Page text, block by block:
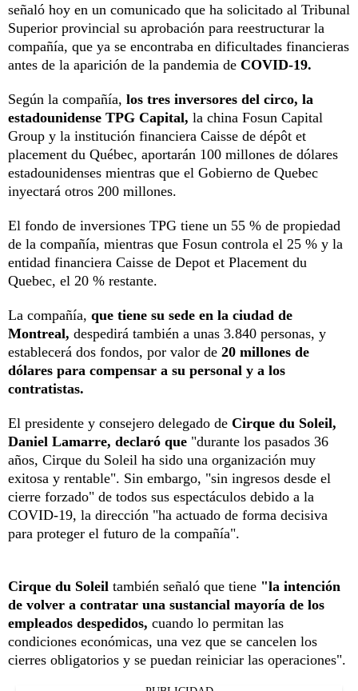
señaló hoy en un comunicado que ha solicitado al Tribunal
Superior provincial su aprobación para reestructurar la
compañía, que ya se encontraba en dificultades financieras
antes de la aparición de la pandemia de COVID-19.
Según la compañía, los tres inversores del circo, la
estadounidense TPG Capital, la china Fosun Capital
Group y la institución financiera Caisse de dépôt et
placement du Québec, aportarán 100 millones de dólares
estadounidenses mientras que el Gobierno de Quebec
inyectará otros 200 millones.
El fondo de inversiones TPG tiene un 55 % de propiedad
de la compañía, mientras que Fosun controla el 25 % y la
entidad financiera Caisse de Depot et Placement du
Quebec, el 20 % restante.
La compañía, que tiene su sede en la ciudad de
Montreal, despedirá también a unas 3.840 personas, y
establecerá dos fondos, por valor de 20 millones de
dólares para compensar a su personal y a los
contratistas.
El presidente y consejero delegado de Cirque du Soleil,
Daniel Lamarre, declaró que "durante los pasados 36
años, Cirque du Soleil ha sido una organización muy
exitosa y rentable". Sin embargo, "sin ingresos desde el
cierre forzado" de todos sus espectáculos debido a la
COVID-19, la dirección "ha actuado de forma decisiva
para proteger el futuro de la compañía".
Cirque du Soleil también señaló que tiene "la intención
de volver a contratar una sustancial mayoría de los
empleados despedidos, cuando lo permitan las
condiciones económicas, una vez que se cancelen los
cierres obligatorios y se puedan reiniciar las operaciones".